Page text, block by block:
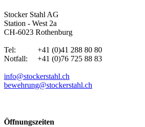
Stocker Stahl AG
Station - West 2a
CH-6023 Rothenburg
Tel: +41 (0)41 288 80 80
Notfall: +41 (0)76 725 88 83
info@stockerstahl.ch
bewehrung@stockerstahl.ch
Öffnungszeiten